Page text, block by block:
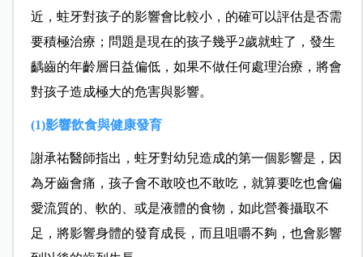
近，蛀牙對孩子的影響會比較小，的確可以評估是否需
要積極治療；問題是現在的孩子幾乎2歲就蛀了，發生
齲齒的年齡層日益偏低，如果不做任何處理治療，將會
對孩子造成極大的危害與影響。
(1)影響飲食與健康發育
謝承祐醫師指出，蛀牙對幼兒造成的第一個影響是，因
為牙齒會痛，孩子會不敢咬也不敢吃，就算要吃也會偏
愛流質的、軟的、或是液體的食物，如此營養攝取不
足，將影響身體的發育成長，而且咀嚼不夠，也會影響